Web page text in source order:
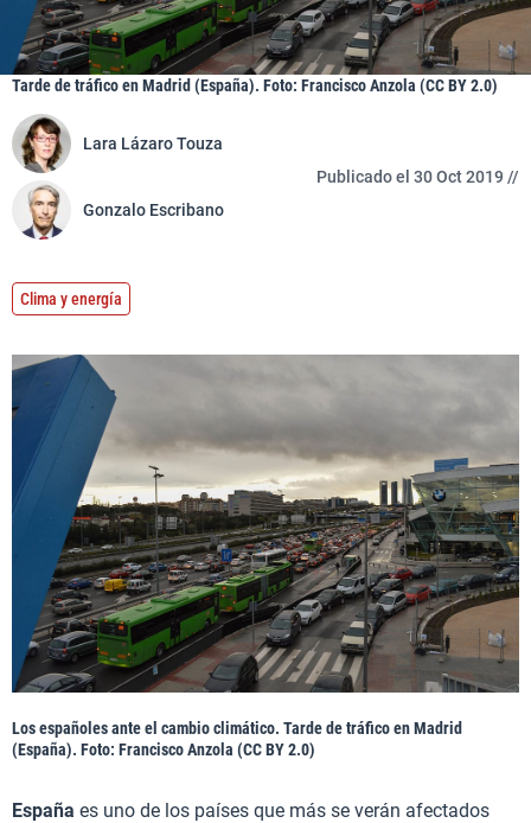
Tarde de tráfico en Madrid (España). Foto: Francisco Anzola (CC BY 2.0)
Lara Lázaro Touza
Gonzalo Escribano
Publicado el 30 Oct 2019 //
Clima y energía
Los españoles ante el cambio climático. Tarde de tráfico en Madrid
(España). Foto: Francisco Anzola (CC BY 2.0)
España es uno de los países que más se verán afectados